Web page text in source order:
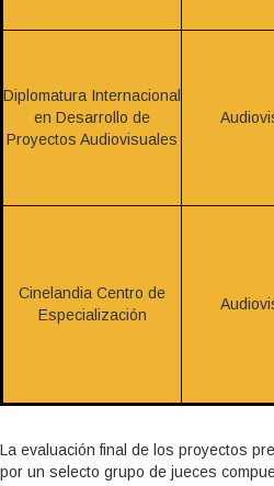
Diplomatura Internacional
en Desarrollo de
Proyectos Audiovisuales
Cinelandia Centro de
Especialización
La evaluación final de los proyectos
por un selecto grupo de jueces